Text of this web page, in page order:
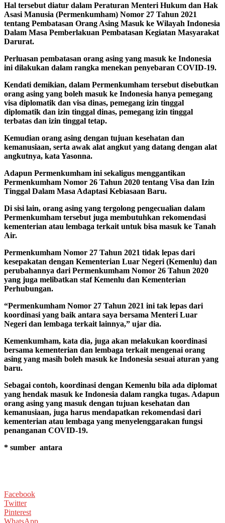
Hal tersebut diatur dalam Peraturan Menteri Hukum dan Hak
Asasi Manusia (Permenkumham) Nomor 27 Tahun 2021
tentang Pembatasan Orang Asing Masuk ke Wilayah Indonesia
Dalam Masa Pemberlakuan Pembatasan Kegiatan Masyarakat
Darurat.
Perluasan pembatasan orang asing yang masuk ke Indonesia
ini dilakukan dalam rangka menekan penyebaran COVID-19.
Kendati demikian, dalam Permenkumham tersebut disebutkan
orang asing yang boleh masuk ke Indonesia hanya pemegang
visa diplomatik dan visa dinas, pemegang izin tinggal
diplomatik dan izin tinggal dinas, pemegang izin tinggal
terbatas dan izin tinggal tetap.
Kemudian orang asing dengan tujuan kesehatan dan
kemanusiaan, serta awak alat angkut yang datang dengan alat
angkutnya, kata Yasonna.
Adapun Permenkumham ini sekaligus menggantikan
Permenkumham Nomor 26 Tahun 2020 tentang Visa dan Izin
Tinggal Dalam Masa Adaptasi Kebiasaan Baru.
Di sisi lain, orang asing yang tergolong pengecualian dalam
Permenkumham tersebut juga membutuhkan rekomendasi
kementerian atau lembaga terkait untuk bisa masuk ke Tanah
Air.
Permenkumham Nomor 27 Tahun 2021 tidak lepas dari
kesepakatan dengan Kementerian Luar Negeri (Kemenlu) dan
perubahannya dari Permenkumham Nomor 26 Tahun 2020
yang juga melibatkan staf Kemenlu dan Kementerian
Perhubungan.
“Permenkumham Nomor 27 Tahun 2021 ini tak lepas dari
koordinasi yang baik antara saya bersama Menteri Luar
Negeri dan lembaga terkait lainnya,” ujar dia.
Kemenkumham, kata dia, juga akan melakukan koordinasi
bersama kementerian dan lembaga terkait mengenai orang
asing yang masih boleh masuk ke Indonesia sesuai aturan yang
baru.
Sebagai contoh, koordinasi dengan Kemenlu bila ada diplomat
yang hendak masuk ke Indonesia dalam rangka tugas. Adapun
orang asing yang masuk dengan tujuan kesehatan dan
kemanusiaan, juga harus mendapatkan rekomendasi dari
kementerian atau lembaga yang menyelenggarakan fungsi
penanganan COVID-19.
* sumber antara
Facebook
Twitter
Pinterest
WhatsApp